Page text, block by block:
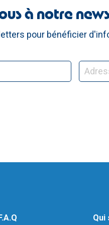
à notre
pour bénéficier
Qui